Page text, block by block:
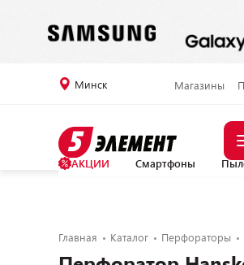
Минск Магазины
АКЦИИ Смартфоны
Главная Каталог Перфораторы